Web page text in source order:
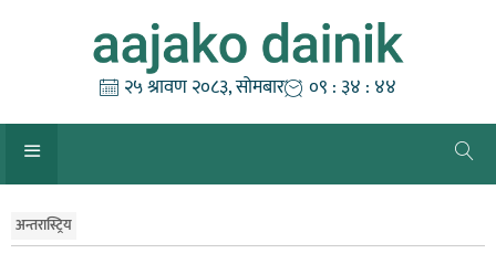
२५ श्रावण २०८३, सोमबार ०९ : ३४ : ४४
अन्तरास्ट्रिय